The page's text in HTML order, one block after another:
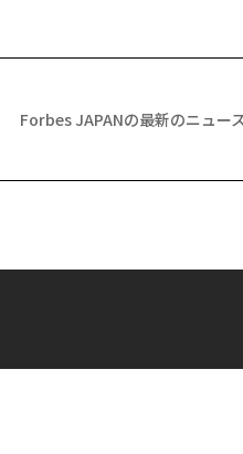
Forbes JAPANの最新のニュー